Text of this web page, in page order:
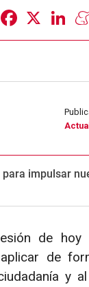
Share Facebook
impulsar
de hoy
de
y